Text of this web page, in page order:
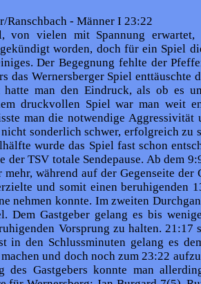
Ranschbach - Männer I 23:22
von vielen mit Spannung
worden, doch für ein Spiel
Der Begeg­nung fehlte der
das Wernersberger Spiel enttäuschte
hatte man den Eindruck, als ob es
druckvollen Spiel war man weit
man die notwendige Aggressivität
nicht sonder­lich schwer, erfolgreich zu
wurde das Spiel fast schon
der TSV totale Sendepause. Ab dem
während auf der Gegenseite der
und somit einen beruhigenden
nehmen konnte. Im zweiten
Dem Gastgeber gelang es bis
Vorsprung zu halten. 21:17
in den Schlussminuten gelang es
und doch noch zum 23:22
des Gastgebers konnte man